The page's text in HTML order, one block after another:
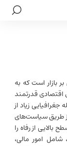
است که به
قدرتمند
زیاد از
طریق سیاست‌های
از رفاه را
امور مالی،